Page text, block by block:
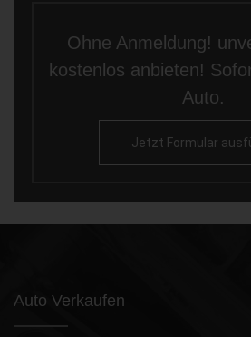
Ohne Anmeldung!
kostenlos anbieten!
Auto.
Jetzt Formular
Auto Verkaufen